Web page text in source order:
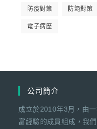
防疫對策 防範對策
電子病歷
公司簡介
成立於2010年3月，由
富經驗的成員組成，我